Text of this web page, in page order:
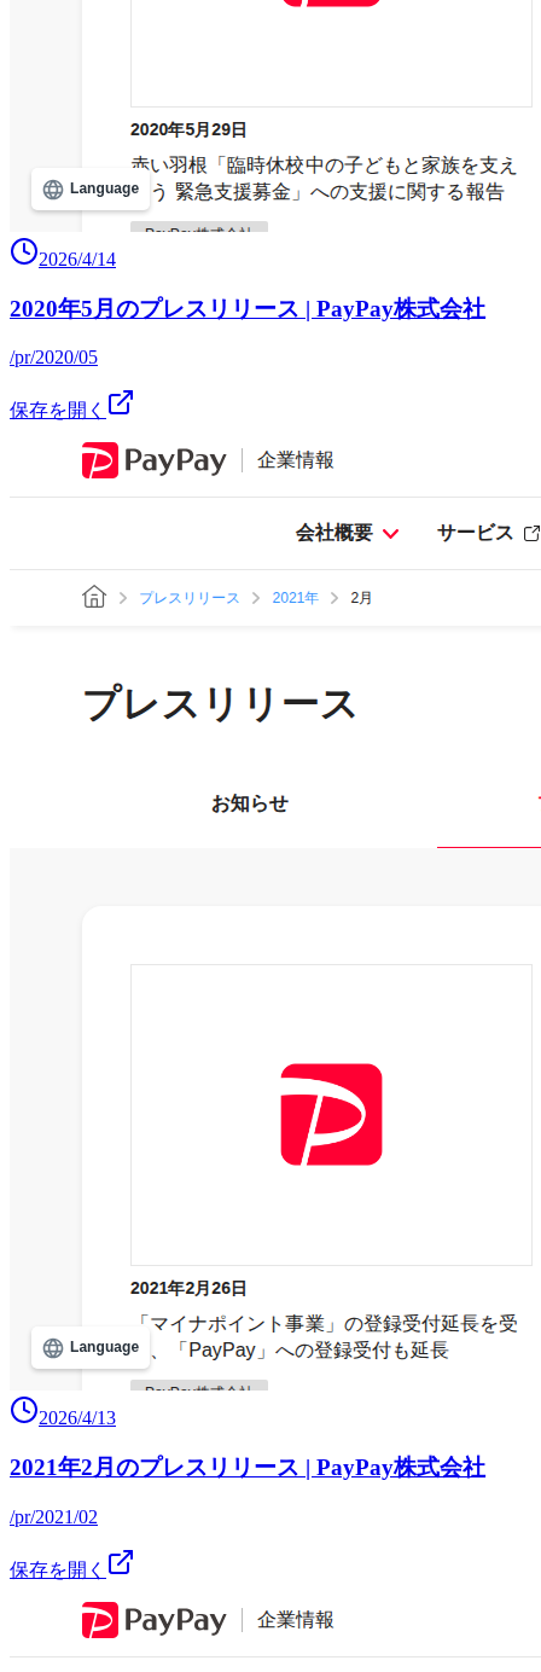
2026/4/14
2020年5月のプレスリリース | PayPay株式会社
/pr/2020/05
保存を開く
2026/4/13
2021年2月のプレスリリース | PayPay株式会社
/pr/2021/02
保存を開く